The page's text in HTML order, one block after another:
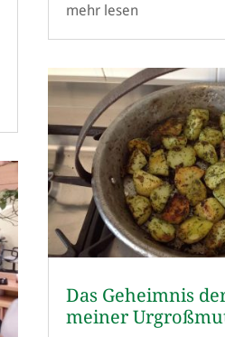
mehr lesen
Das Geheimnis
meiner